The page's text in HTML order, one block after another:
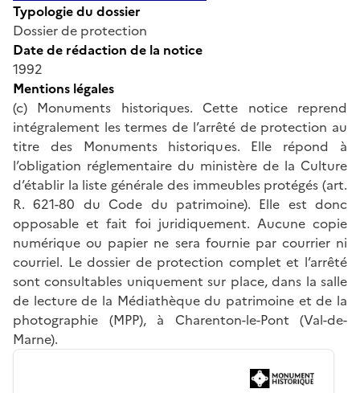
Typologie du dossier
Dossier de protection
Date de rédaction de la notice
1992
Mentions légales
(c) Monuments historiques. Cette notice reprend
intégralement les termes de l’arrêté de protection au
titre des Monuments historiques. Elle répond à
l’obligation réglementaire du ministère de la Culture
d’établir la liste générale des immeubles protégés (art.
R. 621-80 du Code du patrimoine). Elle est donc
opposable et fait foi juridiquement. Aucune copie
numérique ou papier ne sera fournie par courrier ni
courriel. Le dossier de protection complet et l’arrêté
sont consultables uniquement sur place, dans la salle
de lecture de la Médiathèque du patrimoine et de la
photographie (MPP), à Charenton-le-Pont (Val-de-
Marne).